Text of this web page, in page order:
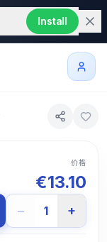
Install
价格
€13.10
− 1 +